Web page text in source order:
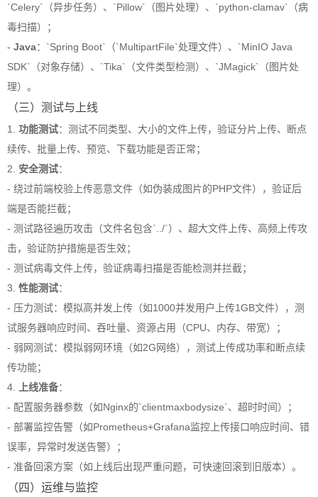
`Celery`（异步任务）、`Pillow`（图片处理）、`python-clamav`（病
毒扫描）；
- Java：`Spring Boot`（`MultipartFile`处理文件）、`MinIO Java
SDK`（对象存储）、`Tika`（文件类型检测）、`JMagick`（图片处
理）。
（三）测试与上线
1. 功能测试：测试不同类型、大小的文件上传，验证分片上传、断点
续传、批量上传、预览、下载功能是否正常；
2. 安全测试：
- 绕过前端校验上传恶意文件（如伪装成图片的PHP文件），验证后
端是否能拦截；
- 测试路径遍历攻击（文件名包含`../`）、超大文件上传、高频上传攻
击，验证防护措施是否生效；
- 测试病毒文件上传，验证病毒扫描是否能检测并拦截；
3. 性能测试：
- 压力测试：模拟高并发上传（如1000并发用户上传1GB文件），测
试服务器响应时间、吞吐量、资源占用（CPU、内存、带宽）；
- 弱网测试：模拟弱网环境（如2G网络），测试上传成功率和断点续
传功能；
4.
上线准备：
- 配置服务器参数（如Nginx的`clientmaxbodysize`、超时时间）；
- 部署监控告警（如Prometheus+Grafana监控上传接口响应时间、错
误率，异常时发送告警）；
- 准备回滚方案（如上线后出现严重问题，可快速回滚到旧版本）。
（四）运维与监控